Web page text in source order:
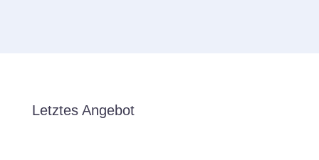
Letztes Angebot